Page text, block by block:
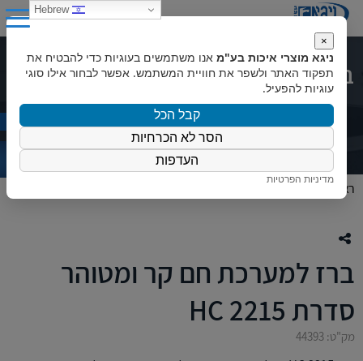
ברז למערכת חם קר ומטוהר סדרת HC
2215
ראשי
ברז למערכת חם קר ומטוהר
סדרת HC 2215
מק"ט: 44393
×
ניגא מוצרי איכות בע"מ אנו משתמשים בעוגיות כדי להבטיח את
תפקוד האתר ולשפר את חוויית המשתמש. אפשר לבחור אילו סוגי
עוגיות להפעיל.
קבל הכל
הסר לא הכרחיות
העדפות
מדיניות הפרטיות
Hebrew